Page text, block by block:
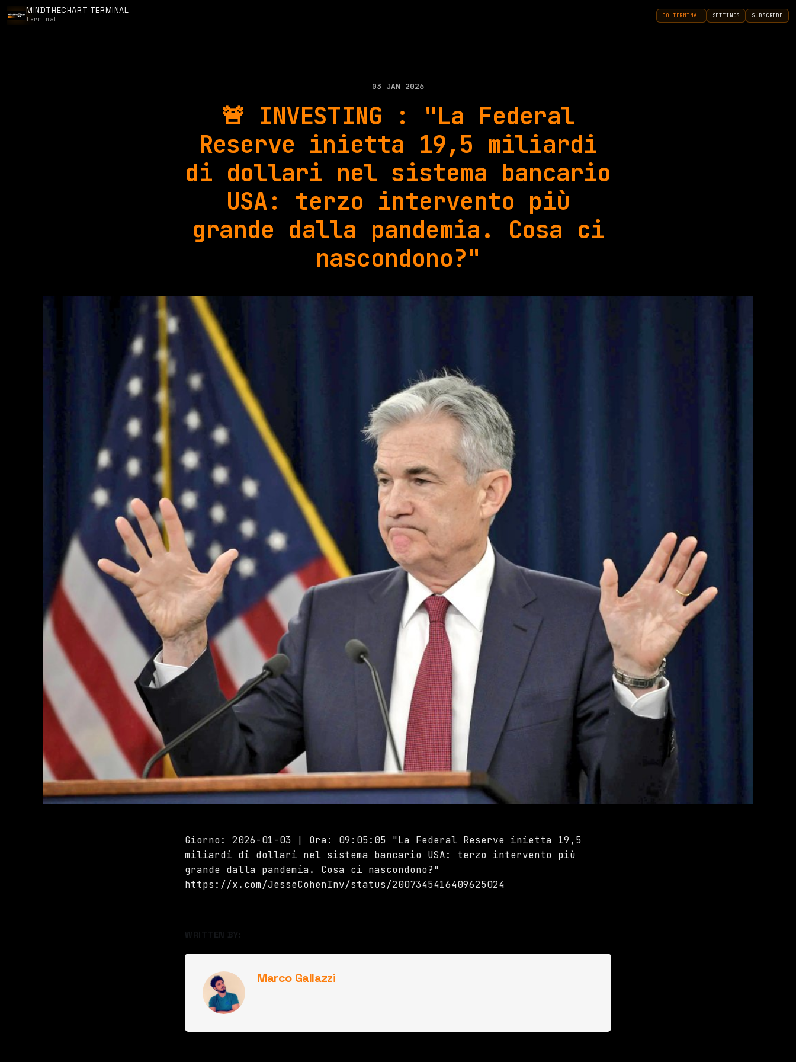
MINDTHECHART TERMINAL
Terminal
GO TERMINAL SETTINGS SUBSCRIBE
03 JAN 2026
🚨 INVESTING : "La Federal
Reserve inietta 19,5 miliardi
di dollari nel sistema bancario
USA: terzo intervento più
grande dalla pandemia. Cosa ci
nascondono?"
Giorno: 2026-01-03 | Ora: 09:05:05 "La Federal Reserve inietta 19,5
miliardi di dollari nel sistema bancario USA: terzo intervento più
grande dalla pandemia. Cosa ci nascondono?"
https://x.com/JesseCohenInv/status/2007345416409625024
WRITTEN BY:
Marco Gallazzi